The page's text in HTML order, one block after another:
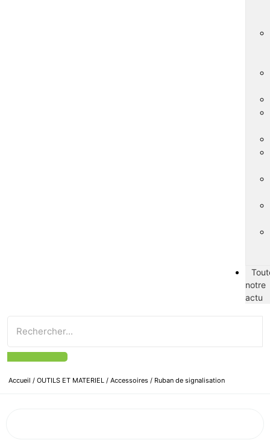
notre
actu
Accueil / OUTILS ET MATERIEL / Accessoires / Ruban de signalisation